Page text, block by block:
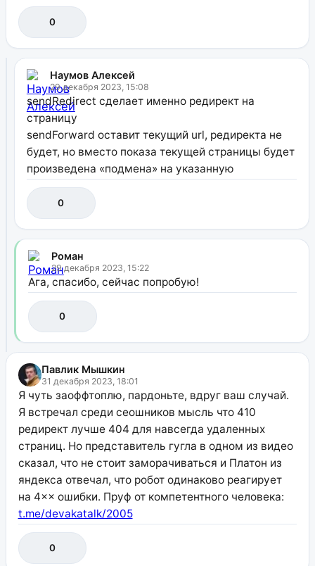
0
Наумов Алексей
29 декабря 2023, 15:08
sendRedirect сделает именно редирект на
страницу
sendForward оставит текущий url, редиректа не
будет, но вместо показа текущей страницы будет
произведена «подмена» на указанную
0
Роман
29 декабря 2023, 15:22
Ага, спасибо, сейчас попробую!
0
Павлик Мышкин
31 декабря 2023, 18:01
Я чуть заоффтоплю, пардоньте, вдруг ваш случай.
Я встречал среди сеошников мысль что 410
редирект лучше 404 для навсегда удаленных
страниц. Но представитель гугла в одном из видео
сказал, что не стоит заморачиваться и Платон из
яндекса отвечал, что робот одинаково реагирует
на 4×× ошибки. Пруф от компетентного человека:
t.me/devakatalk/2005
0